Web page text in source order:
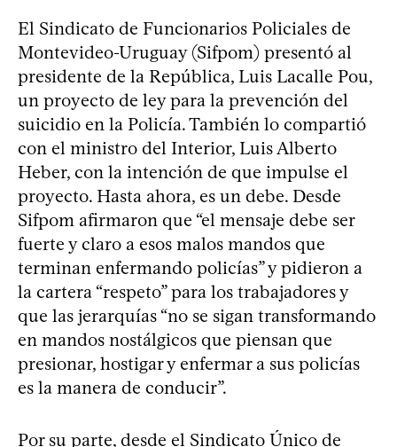
El Sindicato de Funcionarios Policiales de
Montevideo-Uruguay (Sifpom) presentó al
presidente de la República, Luis Lacalle Pou,
un proyecto de ley para la prevención del
suicidio en la Policía. También lo compartió
con el ministro del Interior, Luis Alberto
Heber, con la intención de que impulse el
proyecto. Hasta ahora, es un debe. Desde
Sifpom afirmaron que “el mensaje debe ser
fuerte y claro a esos malos mandos que
terminan enfermando policías” y pidieron a
la cartera “respeto” para los trabajadores y
que las jerarquías “no se sigan transformando
en mandos nostálgicos que piensan que
presionar, hostigar y enfermar a sus policías
es la manera de conducir”.
Por su parte, desde el Sindicato Único de